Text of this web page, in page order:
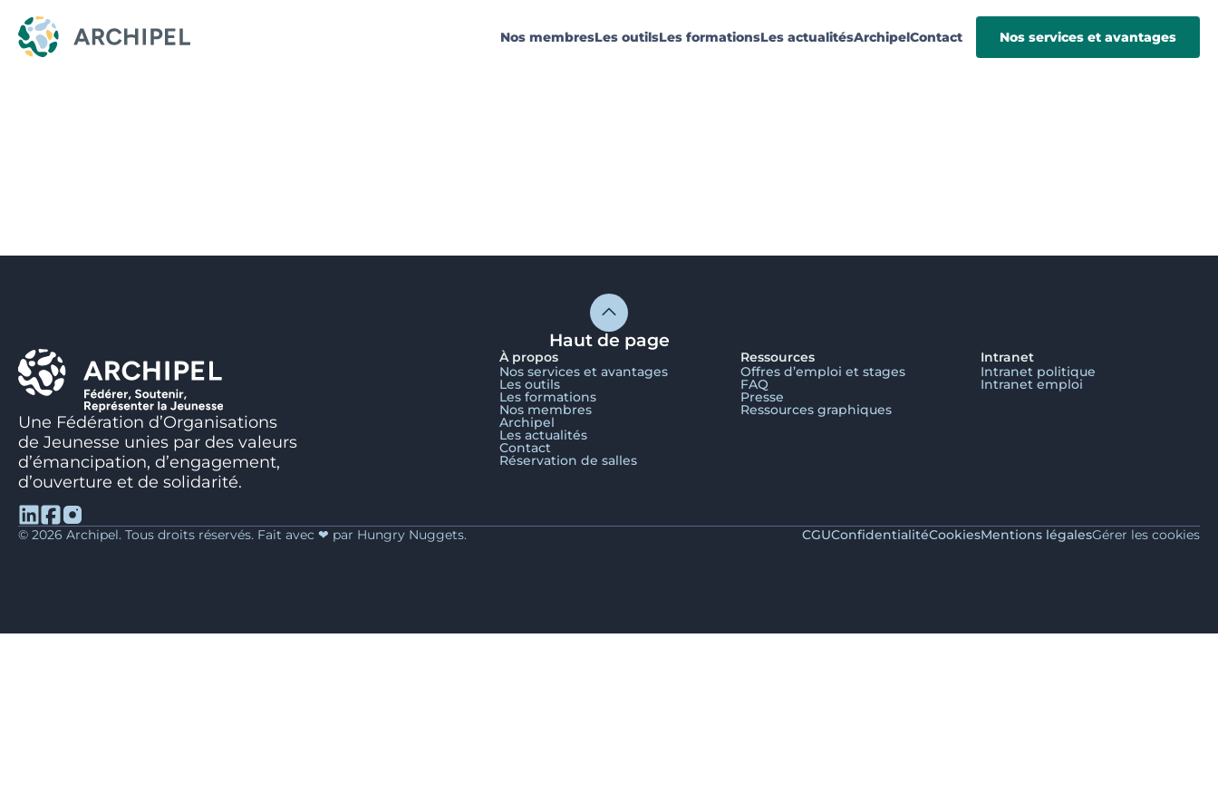
Nos membresLes outilsLes formationsLes actualitésArchipelContact Nos services et avantages
Haut de page
Une Fédération d’Organisations
de Jeunesse unies par des valeurs
d’émancipation, d’engagement,
d’ouverture et de solidarité.
À propos
Nos services et avantages
Les outils
Les formations
Nos membres
Archipel
Les actualités
Contact
Réservation de salles
Ressources
Offres d’emploi et stages
FAQ
Presse
Ressources graphiques
Intranet
Intranet politique
Intranet emploi
© 2026 Archipel. Tous droits réservés. Fait avec ❤ par Hungry Nuggets. CGUConfidentialitéCookiesMentions légalesGérer les cookies